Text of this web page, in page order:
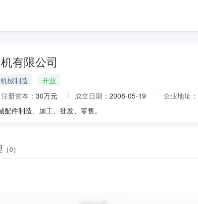
有限公司
械制造
开业
注册资本： 30万元 成立日期： 2008-05-19 企业地址：
配件制造、加工、批发、零售。
（0）